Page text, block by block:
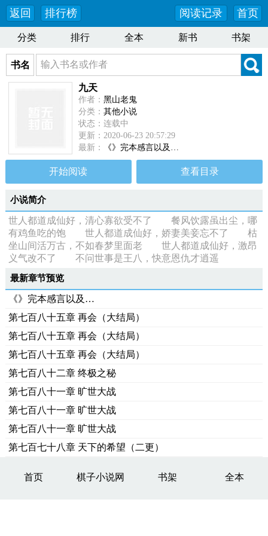
返回 排行榜 首页
阅读记录
分类 排行 全本 新书 书架
书名
九天
作者： 黑山老鬼
分类： 其他小说
状态：连载中
更新：2020-06-23 20:57:29
最新：
《》完本感言以及…
开始阅读 查看目录
小说简介
世人都道成仙好，清心寡欲受不了 餐风饮露虽出尘，哪
有鸡鱼吃的饱 世人都道成仙好，娇妻美妾忘不了 枯
坐山间活万古，不如春梦里面老 世人都道成仙好，激昂
义气改不了 不问世事是王八，快意恩仇才逍遥
最新章节预览
《》完本感言以及…
第七百八十五章 再会（大结局）
第七百八十五章 再会（大结局）
第七百八十五章 再会（大结局）
第七百八十二章 终极之秘
第七百八十一章 旷世大战
第七百八十一章 旷世大战
第七百八十一章 旷世大战
第七百七十八章 天下的希望（二更）
首页 棋子小说网 书架 全本